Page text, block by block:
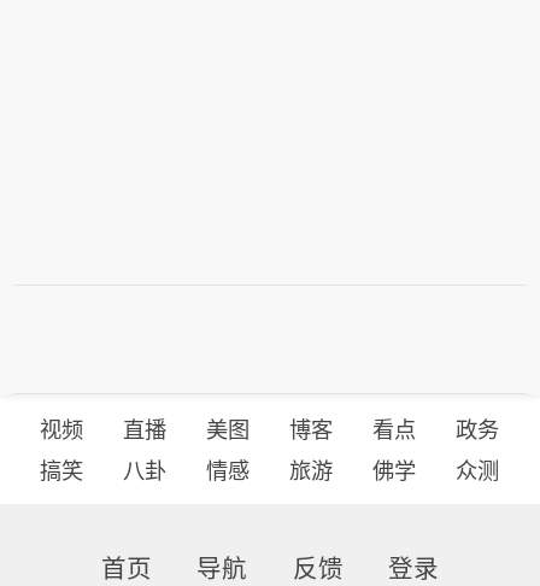
视频 直播 美图 博客 看点
政务
搞笑
八卦 情感 旅游 佛学 众测
首页 导航 反馈 登录